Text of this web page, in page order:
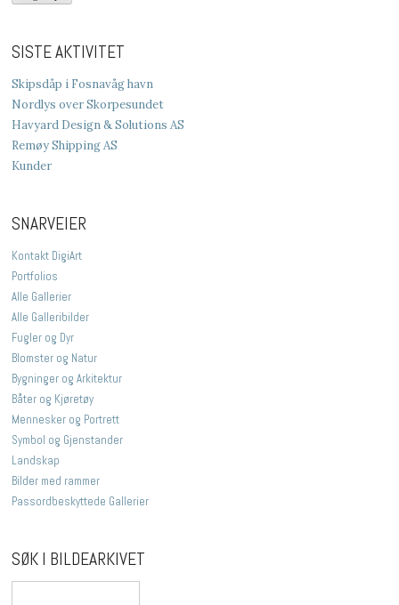
SISTE AKTIVITET
Skipsdåp i Fosnavåg havn
Nordlys over Skorpesundet
Havyard Design & Solutions AS
Remøy Shipping AS
Kunder
SNARVEIER
Kontakt DigiArt
Portfolios
Alle Gallerier
Alle Galleribilder
Fugler og Dyr
Blomster og Natur
Bygninger og Arkitektur
Båter og Kjøretøy
Mennesker og Portrett
Symbol og Gjenstander
Landskap
Bilder med rammer
Passordbeskyttede Gallerier
SØK I BILDEARKIVET